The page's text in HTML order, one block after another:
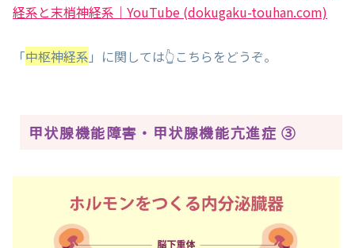
経系と末梢神経系｜YouTube (dokugaku-touhan.com)
「中枢神経系 」に関しては👆こちらをどうぞ。
甲状腺機能障害・甲状腺機能亢進症 ③